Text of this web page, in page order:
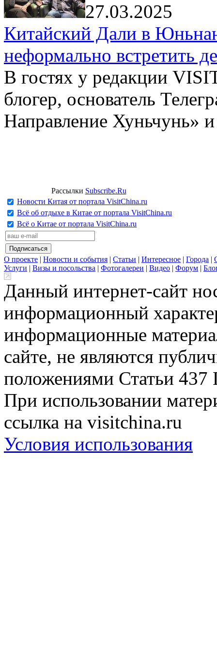
27.03.2025
Китайский Дали в
неформально встретить
В гостях у редакции
блогер, основатель
Направление Хуньчунь»
Рассылки Subscribe.Ru
Новости Китая от портала VisitChina.ru
Всё об отдыхе в Китае от портала VisitChina.ru
Всё о Китае от портала VisitChina.ru
О проекте | Новости и события | Статьи | Интересное | Города |
Услуги | Визы и посольства | Фотогалереи | Видео | Форум |
Данный интернет-сайт
информационный
информационные
сайте, не являются
положениями Статьи 437
При использовании
ссылка на visitchina.ru
Условия использования